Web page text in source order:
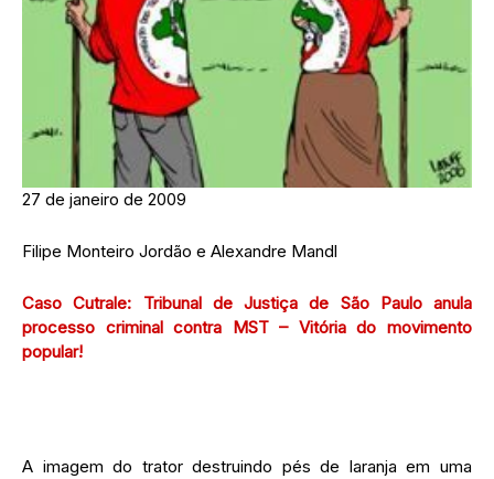
27 de janeiro de 2009
Filipe Monteiro Jordão e Alexandre Mandl
Caso Cutrale: Tribunal de Justiça de São Paulo anula
processo criminal contra MST – Vitória do movimento
popular!
A imagem do trator destruindo pés de laranja em uma